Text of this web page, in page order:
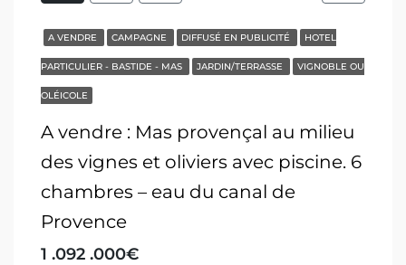
A VENDRE CAMPAGNE DIFFUSÉ EN PUBLICITÉ HOTEL
PARTICULIER - BASTIDE - MAS JARDIN/TERRASSE VIGNOBLE OU
OLÉICOLE
A vendre : Mas provençal au milieu
des vignes et oliviers avec piscine. 6
chambres – eau du canal de
Provence
1 .092 .000€